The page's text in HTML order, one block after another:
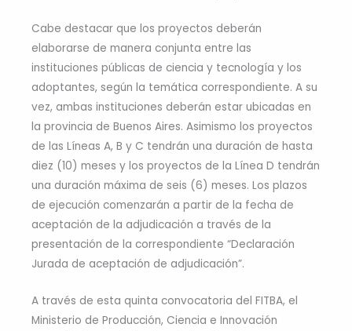
Cabe destacar que los proyectos deberán
elaborarse de manera conjunta entre las
instituciones públicas de ciencia y tecnología y los
adoptantes, según la temática correspondiente. A su
vez, ambas instituciones deberán estar ubicadas en
la provincia de Buenos Aires. Asimismo los proyectos
de las Líneas A, B y C tendrán una duración de hasta
diez (10) meses y los proyectos de la Línea D tendrán
una duración máxima de seis (6) meses. Los plazos
de ejecución comenzarán a partir de la fecha de
aceptación de la adjudicación a través de la
presentación de la correspondiente “Declaración
Jurada de aceptación de adjudicación”.
A través de esta quinta convocatoria del FITBA, el
Ministerio de Producción, Ciencia e Innovación